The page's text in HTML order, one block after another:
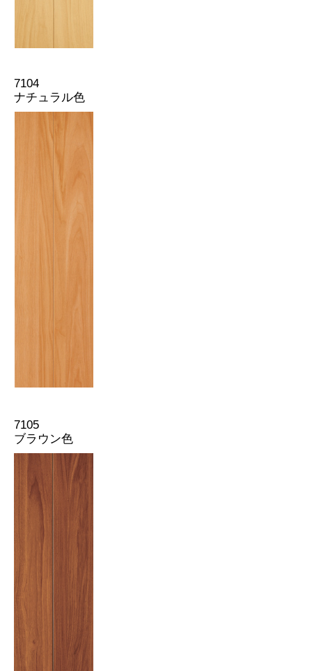
7104
ナチュラル色
7105
ブラウン色